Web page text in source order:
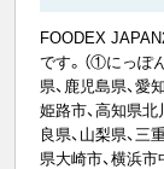
FOODEX
です。（①にっぽ
県、鹿児島県、愛
姫路市、高知県北
良県、山梨県、三
県大崎市、横浜市